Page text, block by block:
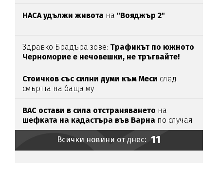
НАСА удължи живота на "Вояджър 2"
Здравко Брадъра зове: Трафикът по южното
Черноморие е нечовешки, не тръгвайте!
Стоичков със силни думи към Меси след
смъртта на баща му
ВАС остави в сила отстраняването на
шефката на кадастъра във Варна по случая
„Баба Алино“
Всички новини от днес: 11